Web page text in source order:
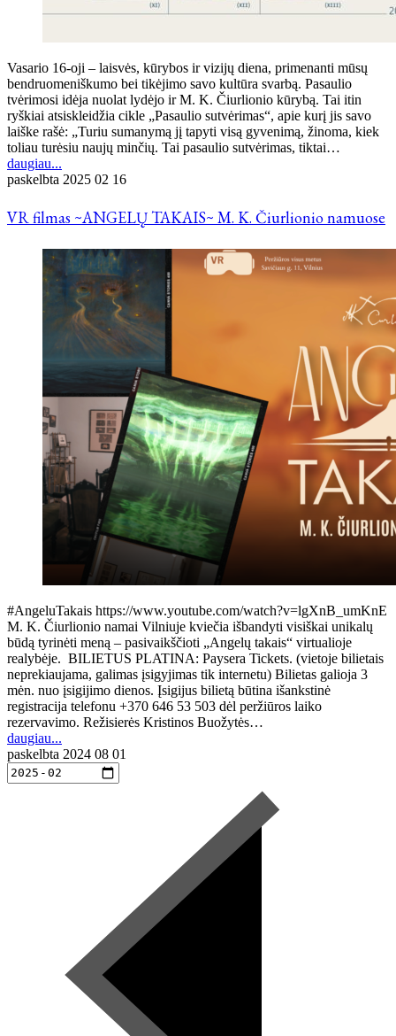
Vasario 16-oji – laisvės, kūrybos ir vizijų diena, primenanti mūsų
bendruomeniškumo bei tikėjimo savo kultūra svarbą. Pasaulio
tvėrimosi idėja nuolat lydėjo ir M. K. Čiurlionio kūrybą. Tai itin
ryškiai atsiskleidžia cikle „Pasaulio sutvėrimas“, apie kurį jis savo
laiške rašė: „Turiu sumanymą jį tapyti visą gyvenimą, žinoma, kiek
toliau turėsiu naujų minčių. Tai pasaulio sutvėrimas, tiktai…
daugiau...
paskelbta 2025 02 16
VR filmas ~ANGELŲ TAKAIS~ M. K. Čiurlionio namuose
#AngeluTakais https://www.youtube.com/watch?v=lgXnB_umKnE
M. K. Čiurlionio namai Vilniuje kviečia išbandyti visiškai unikalų
būdą tyrinėti meną – pasivaikščioti „Angelų takais“ virtualioje
realybėje. BILIETUS PLATINA: Paysera Tickets. (vietoje bilietais
neprekiaujama, galimas įsigyjimas tik internetu) Bilietas galioja 3
mėn. nuo įsigijimo dienos. Įsigijus bilietą būtina išankstinė
registracija telefonu +370 646 53 503 dėl peržiūros laiko
rezervavimo. Režisierės Kristinos Buožytės…
daugiau...
paskelbta 2024 08 01